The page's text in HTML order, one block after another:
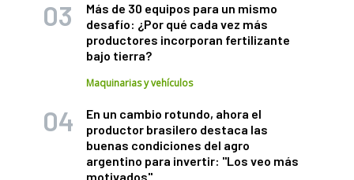
Más de 30 equipos para un mismo
desafío: ¿Por qué cada vez más
productores incorporan fertilizante
bajo tierra?
Maquinarias y vehículos
En un cambio rotundo, ahora el
productor brasilero destaca las
buenas condiciones del agro
argentino para invertir: "Los veo más
motivados"